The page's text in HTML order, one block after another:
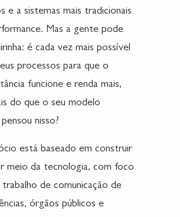
e a sistemas mais tradicionais
Mas a gente pode
é cada vez mais possível
processos para que o
funcione e renda mais,
do que o seu modelo
nisso?
está baseado em construir
meio da tecnologia, com foco
de comunicação de
órgãos públicos e